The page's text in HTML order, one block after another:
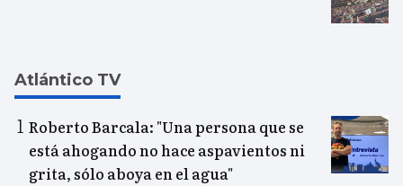
Atlántico TV
Roberto Barcala: "Una persona que se
está ahogando no hace aspavientos ni
grita, sólo aboya en el agua"